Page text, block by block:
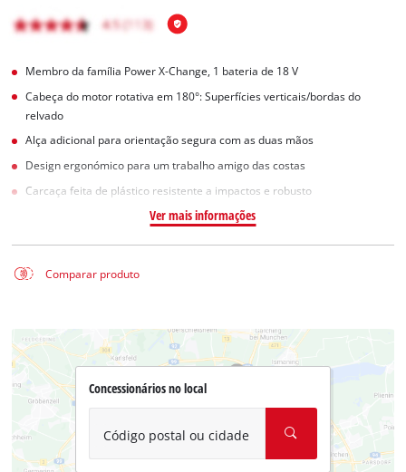
Membro da família Power X-Change, 1 bateria de 18 V
Cabeça do motor rotativa em 180°: Superfícies verticais/bordas do
relvado
Alça adicional para orientação segura com as duas mãos
Design ergonómico para um trabalho amigo das costas
Carcaça feita de plástico resistente a impactos e robusto
Ver mais informações
Comparar produto
Concessionários no local
Código postal ou cidade